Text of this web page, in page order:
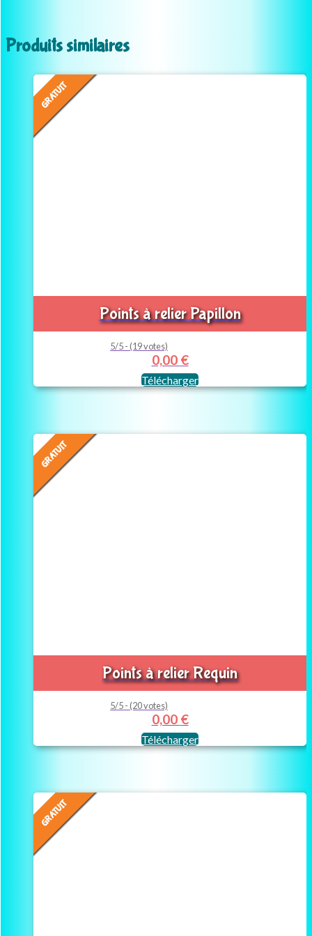
Produits similaires
GRATUIT
Points à relier Papillon
5/5 - (19 votes)
0,00 €
Télécharger
GRATUIT
Points à relier Requin
5/5 - (20 votes)
0,00 €
Télécharger
GRATUIT